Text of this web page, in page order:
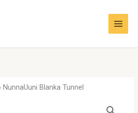
NunnaUuni Blanka Tunnel